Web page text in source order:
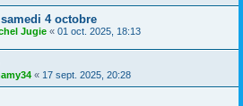
4 octobre
Jugie « 01 oct. 2025, 18:13
« 17 sept. 2025, 20:28